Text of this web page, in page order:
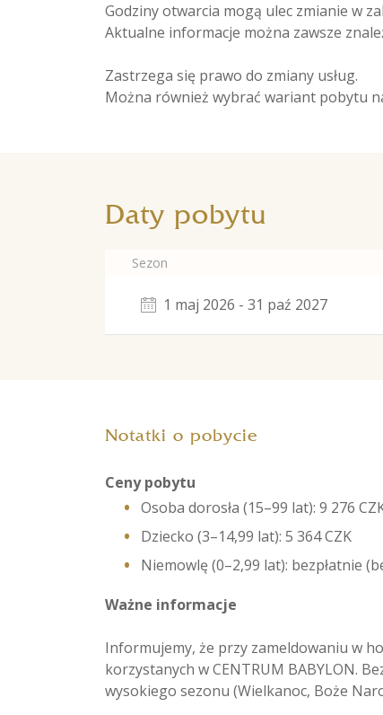
Godziny otwarcia mogą ulec zmianie w
Aktualne informacje można zawsze
Zastrzega się prawo do zmiany usług.
Można również wybrać wariant pobytu
Daty pobytu
Sezon
1 maj 2026 - 31 paź 2027
Notatki o pobycie
Ceny pobytu
Osoba dorosła (15–99 lat): 9 276
Dziecko (3–14,99 lat): 5 364 CZK
Niemowlę (0–2,99 lat): bezpłatnie
Ważne informacje
Informujemy, że przy zameldowaniu w
korzystanych w CENTRUM BABYLON.
wysokiego sezonu (Wielkanoc, Boże